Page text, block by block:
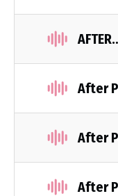
After
After
After